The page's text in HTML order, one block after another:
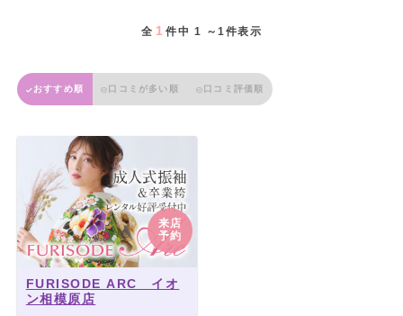
全 1 件中 1 ～1件表示
おすすめ順 口コミが多い順 口コミ評価順
来店
予約
FURISODE ARC イオ
ン相模原店